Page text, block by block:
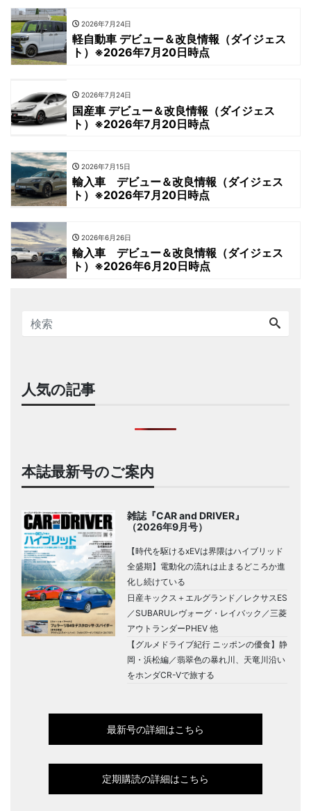
2026年7月24日
軽自動車 デビュー＆改良情報（ダイジェス
ト）※2026年7月20日時点
2026年7月24日
国産車 デビュー＆改良情報（ダイジェス
ト）※2026年7月20日時点
2026年7月15日
輸入車 デビュー＆改良情報（ダイジェス
ト）※2026年7月20日時点
2026年6月26日
輸入車 デビュー＆改良情報（ダイジェス
ト）※2026年6月20日時点
人気の記事
本誌最新号のご案内
雑誌『CAR and DRIVER』
（2026年9月号）
【時代を駆けるxEVは界隈はハイブリッド
全盛期】電動化の流れは止まるどころか進
化し続けている
日産キックス＋エルグランド／レクサスES
／SUBARUレヴォーグ・レイバック／三菱
アウトランダーPHEV 他
【グルメドライブ紀行 ニッポンの優食】静
岡・浜松編／翡翠色の暴れ川、天竜川沿い
をホンダCR-Vで旅する
最新号の詳細はこちら
定期購読の詳細はこちら